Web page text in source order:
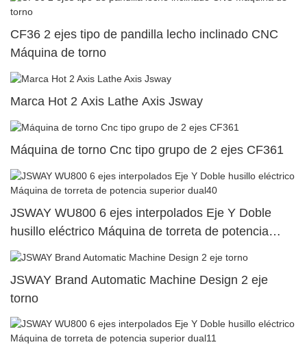
CF36 2 ejes tipo de pandilla lecho inclinado CNC
Máquina de torno
Marca Hot 2 Axis Lathe Axis Jsway
Máquina de torno Cnc tipo grupo de 2 ejes CF361
JSWAY WU800 6 ejes interpolados Eje Y Doble
husillo eléctrico Máquina de torreta de potencia
superior dual40
JSWAY Brand Automatic Machine Design 2 eje
torno